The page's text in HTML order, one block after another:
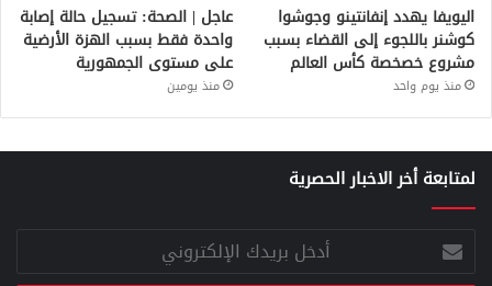
اليويفا يهدد إنفانتينو وجوشوا
كوشنر باللجوء إلى القضاء بسبب
مشروع خصخصة كأس العالم
منذ يوم واحد
عاجل | الصحة: تسجيل حالة إصابة
واحدة فقط بسبب الهزة الأرضية
على مستوى الجمهورية
منذ يومين
لمتابعة أخر الاخبار الحصرية
أدخل
بريدك